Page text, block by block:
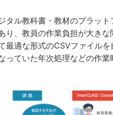
タル教科書・教材のプラッ
り、教員の作業負担が大き
最適な形式のCSVファイル
っていた年次処理などの作